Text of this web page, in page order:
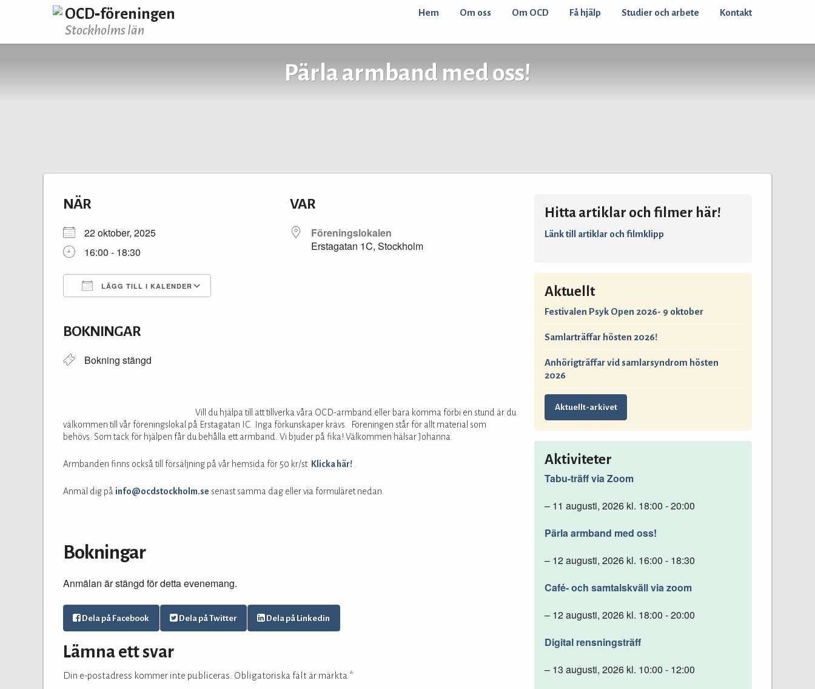
OCD‑föreningen
Stockholms län
Hem Om oss Om OCD Få hjälp Studier och arbete Kontakt
Pärla armband med oss!
NÄR
22 oktober, 2025
16:00 - 18:30
LÄGG TILL I KALENDER
BOKNINGAR
Bokning stängd
VAR
Föreningslokalen
Erstagatan 1C, Stockholm
Vill du hjälpa till att tillverka våra OCD-armband eller bara komma förbi en stund är du
välkommen till vår föreningslokal på Erstagatan IC. Inga förkunskaper krävs. Föreningen står för allt material som
behövs. Som tack för hjälpen får du behålla ett armband. Vi bjuder på fika! Välkommen hälsar Johanna.
Armbanden finns också till försäljning på vår hemsida för 50 kr/st Klicka här!
Anmäl dig på info@ocdstockholm.se senast samma dag eller via formuläret nedan.
Bokningar
Anmälan är stängd för detta evenemang.
Dela på Facebook Dela på Twitter Dela på Linkedin
Lämna ett svar
Din e-postadress kommer inte publiceras. Obligatoriska fält är märkta *
Hitta artiklar och filmer här!
Länk till artiklar och filmklipp
Aktuellt
Festivalen Psyk Open 2026- 9 oktober
Samlarträffar hösten 2026!
Anhörigträffar vid samlarsyndrom hösten
2026
Aktuellt-arkivet
Aktiviteter
Tabu-träff via Zoom
– 11 augusti, 2026 kl. 18:00 - 20:00
Pärla armband med oss!
– 12 augusti, 2026 kl. 16:00 - 18:30
Café- och samtalskväll via zoom
– 12 augusti, 2026 kl. 18:00 - 20:00
Digital rensningsträff
– 13 augusti, 2026 kl. 10:00 - 12:00